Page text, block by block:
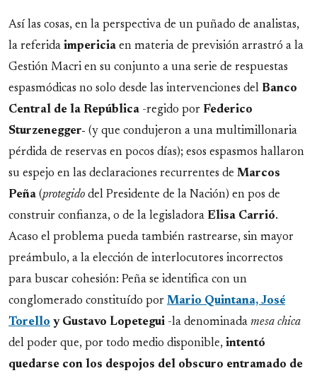
Así las cosas, en la perspectiva de un puñado de analistas,
la referida impericia en materia de previsión arrastró a la
Gestión Macri en su conjunto a una serie de respuestas
espasmódicas no solo desde las intervenciones del Banco
Central de la República -regido por Federico
Sturzenegger- (y que condujeron a una multimillonaria
pérdida de reservas en pocos días); esos espasmos hallaron
su espejo en las declaraciones recurrentes de Marcos
Peña (protegido del Presidente de la Nación) en pos de
construir confianza, o de la legisladora Elisa Carrió.
Acaso el problema pueda también rastrearse, sin mayor
preámbulo, a la elección de interlocutores incorrectos
para buscar cohesión: Peña se identifica con un
conglomerado constituído por Mario Quintana, José
Torello y Gustavo Lopetegui -la denominada mesa chica
del poder que, por todo medio disponible, intentó
quedarse con los despojos del obscuro entramado de